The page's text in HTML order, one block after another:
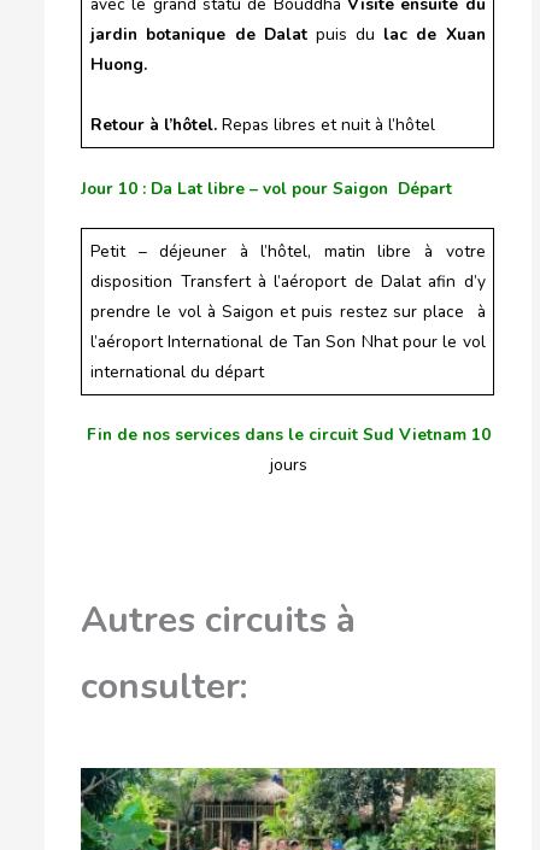
jardin botanique de Dalatpuis du lac de Xuan
Huong.
Retour à l’hôtel. Repas libres et nuit à l’hôtel
Jour 10 : Da Lat libre – vol pour Saigon Départ
Petit – déjeuner à l’hôtel, matin libre à votre
disposition Transfert à l’aéroport de Dalat afin d’y
prendre le vol à Saigon et puis restez sur place à
l’aéroport International de Tan Son Nhat pour le vol
international du départ
Fin de nos services dans le circuit Sud Vietnam 10
jours
Autres circuits à
consulter: